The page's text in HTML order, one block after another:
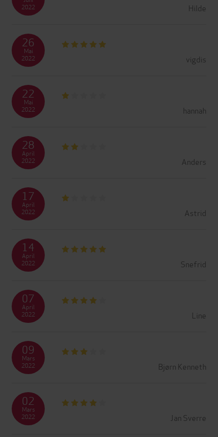
Hilde
2022
vigdis
26
Mai
2022
hannah
22
Mai
2022
Anders
28
April
2022
Astrid
17
April
2022
Snefrid
14
April
2022
Line
07
April
2022
Bjørn Kenneth
09
Mars
2022
Jan Sverre
02
Mars
2022